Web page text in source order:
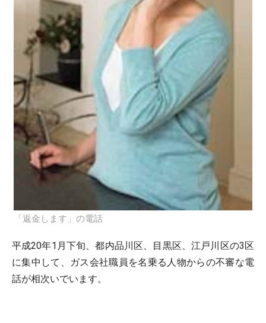
「返金します」の電話
平成20年1月下旬、都内品川区、目黒区、江戸川区の3区
に集中して、ガス会社職員を名乗る人物からの不審な電
話が相次いでいます。